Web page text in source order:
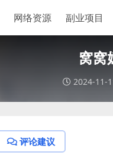
网络资源 副业项目
窝窝
2024-11-
评论建议